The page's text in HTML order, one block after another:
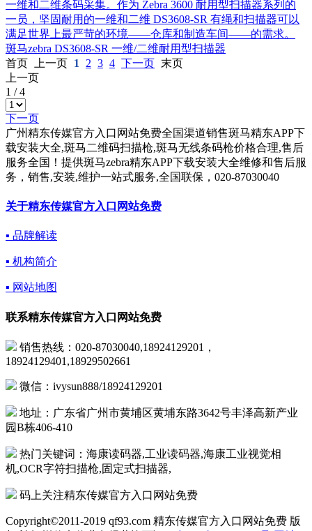
一维和二维条码采集。作为 Zebra 3600 耐用型扫描器系列的
一员，坚固耐用的一维和二维 DS3608-SR 有绳和扫描器可以
满足世界上最严苛的环境——仓库和制造车间——的需求。
斑马zebra DS3608-SR 一维/二维耐用型扫描器
首页
上一页 1 2 3 4 下一页 末页
上一页
1 /4
下一页
广州精东传媒官方入口网站免费全国渠道销售斑马精东APP下
载安装大全,斑马二维码扫描枪,斑马无线条码枪价格合理,售后
服务全国！提供斑马zebra精东APP下载安装大全维修和售后服
务，销售,安装,维护一站式服务,全国联保，020-87030040
关于精东传媒官方入口网站免费
▪ 品牌解读
▪ 机构简介
▪ 网站地图
联系精东传媒官方入口网站免费
销售热线：020-87030040,18924129201，
18924129401,18929502661
微信：ivysun888/18924129201
地址：广东省广州市黄埔区黄埔东路3642号丰泽高新产业
园B栋406-410
热门关键词：海康读码器,工业读码器,海康工业视觉相
机,OCR字符扫描枪,固定式扫描器,
码上关注精东传媒官方入口网站免费
Copyright©2011-2019 qf93.com 精东传媒官方入口网站免费 版